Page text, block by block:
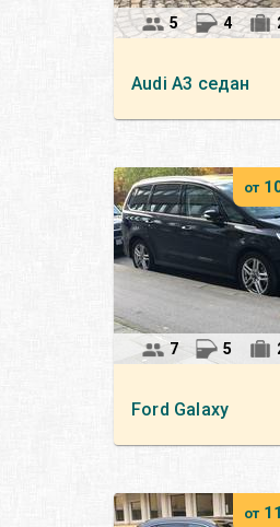
Audi A3 седан
5 4
Ford Galaxy
от
7 5
от